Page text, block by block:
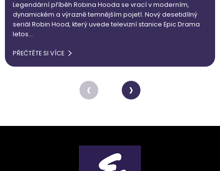
Legendární příběh Robina Hooda se vrací v moderním,
dynamickém a výrazně temnějším pojetí. Nový desetidílný
seriál Robin Hood, který uvede televizní stanice Epic Drama
letos…
PŘEČTĚTE SI VÍCE
‹ ›